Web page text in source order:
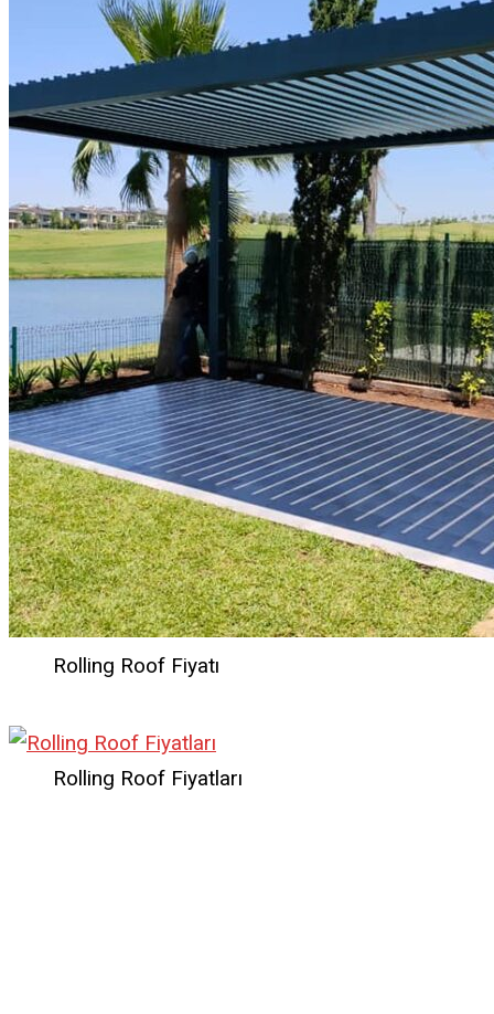
Rolling Roof Fiyatı
Rolling Roof Fiyatları